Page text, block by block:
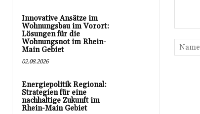
Innovative Ansätze im
Wohnungsbau im Vorort:
Lösungen für die
Wohnungsnot im Rhein-
Main Gebiet
02.08.2026
Energiepolitik Regional:
Strategien für eine
nachhaltige Zukunft im
Rhein-Main Gebiet